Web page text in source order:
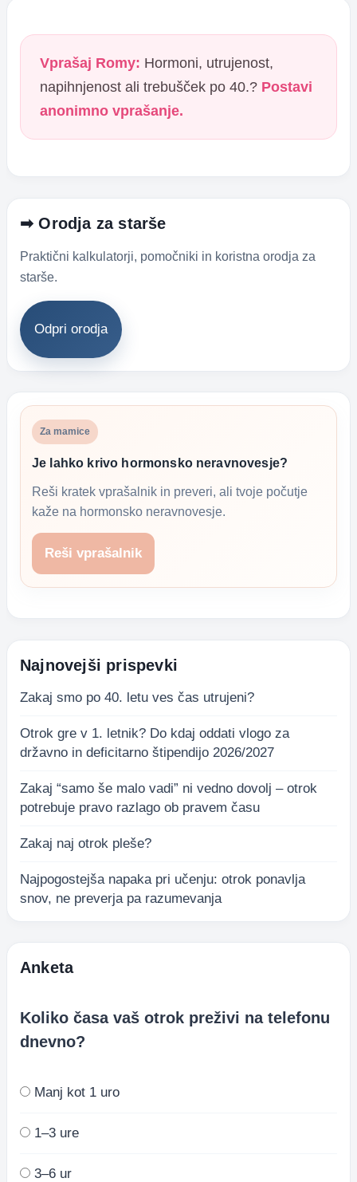
Vprašaj Romy: Hormoni, utrujenost,
napihnjenost ali trebušček po 40.? Postavi
anonimno vprašanje.
➡ Orodja za starše
Praktični kalkulatorji, pomočniki in koristna orodja za
starše.
Odpri orodja
Za mamice
Je lahko krivo hormonsko neravnovesje?
Reši kratek vprašalnik in preveri, ali tvoje počutje
kaže na hormonsko neravnovesje.
Reši vprašalnik
Najnovejši prispevki
Zakaj smo po 40. letu ves čas utrujeni?
Otrok gre v 1. letnik? Do kdaj oddati vlogo za
državno in deficitarno štipendijo 2026/2027
Zakaj “samo še malo vadi” ni vedno dovolj – otrok
potrebuje pravo razlago ob pravem času
Zakaj naj otrok pleše?
Najpogostejša napaka pri učenju: otrok ponavlja
snov, ne preverja pa razumevanja
Anketa
Koliko časa vaš otrok preživi na telefonu
dnevno?
Manj kot 1 uro
1–3 ure
3–6 ur